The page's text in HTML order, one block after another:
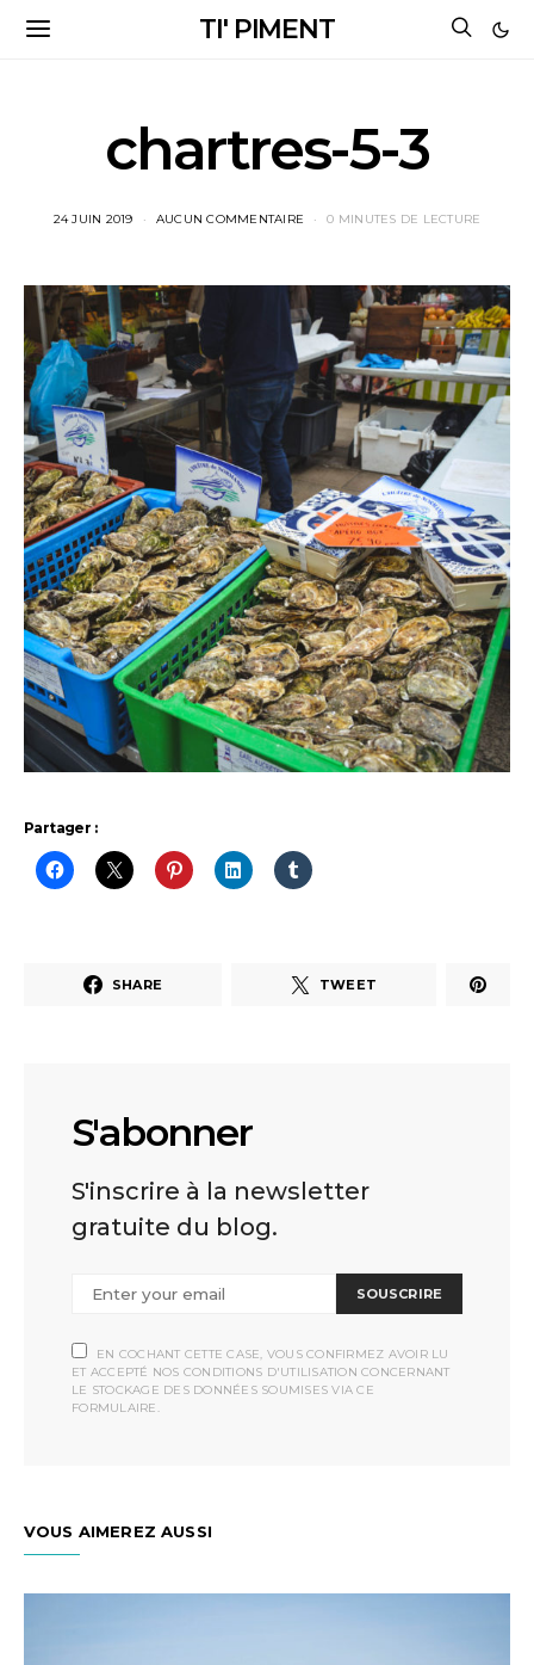
TI' PIMENT
chartres-5-3
24 JUIN 2019 AUCUN COMMENTAIRE 0 MINUTES DE LECTURE
Partager :
SHARE TWEET
S'abonner
S'inscrire à la newsletter
gratuite du blog.
SOUSCRIRE
EN COCHANT CETTE CASE, VOUS CONFIRMEZ AVOIR LU
ET ACCEPTÉ NOS CONDITIONS D'UTILISATION CONCERNANT
LE STOCKAGE DES DONNÉES SOUMISES VIA CE
FORMULAIRE.
VOUS AIMEREZ AUSSI